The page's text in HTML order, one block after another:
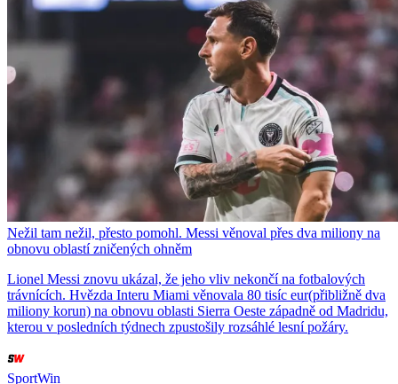
Nežil tam nežil, přesto pomohl. Messi věnoval přes dva miliony na
obnovu oblastí zničených ohněm
Lionel Messi znovu ukázal, že jeho vliv nekončí na fotbalových
trávnících. Hvězda Interu Miami věnovala 80 tisíc eur(přibližně dva
miliony korun) na obnovu oblasti Sierra Oeste západně od Madridu,
kterou v posledních týdnech zpustošily rozsáhlé lesní požáry.
SportWin